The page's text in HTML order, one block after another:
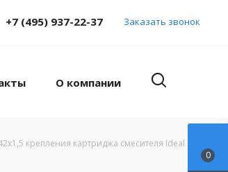
+7 (495) 937-22-37 Заказать звонок
О компании
крепления картриджа смесителя Ideal
0